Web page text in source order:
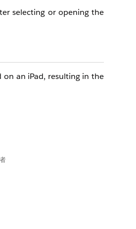
selecting or opening the
an iPad, resulting in the